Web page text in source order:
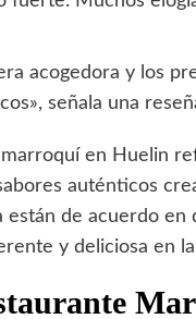
acogedora y los
señala una
en Huelin
auténticos
de acuerdo en
y deliciosa en